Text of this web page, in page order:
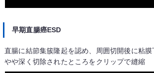
早期直腸癌ESD
直腸に結節集簇隆起を認め、周囲切開後に粘膜
やや深く切除されたところをクリップで縫縮